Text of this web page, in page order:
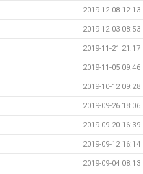
2019-12-08 12:13
2019-12-03 08:53
2019-11-21 21:17
2019-11-05 09:46
2019-10-12 09:28
2019-09-26 18:06
2019-09-20 16:39
2019-09-12 16:14
2019-09-04 08:13